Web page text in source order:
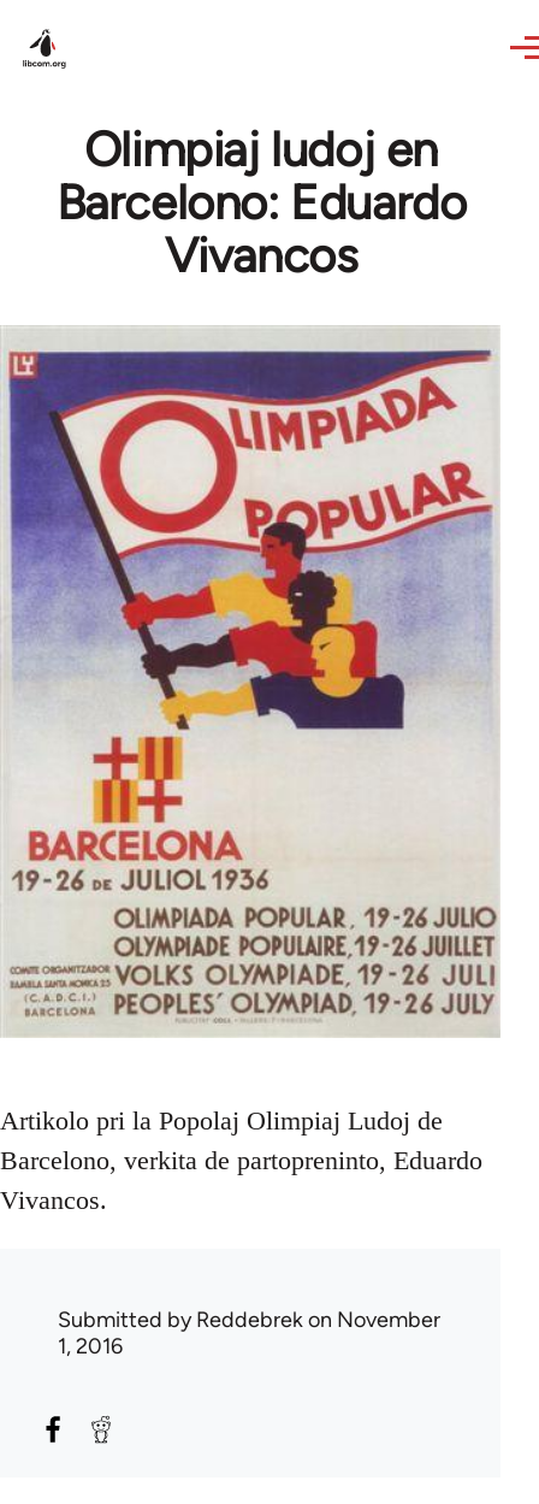
Olimpiaj ludoj en
Barcelono: Eduardo
Vivancos
Artikolo pri la Popolaj Olimpiaj Ludoj de
Barcelono, verkita de partopreninto, Eduardo
Vivancos.
Submitted byReddebrekon November
1, 2016